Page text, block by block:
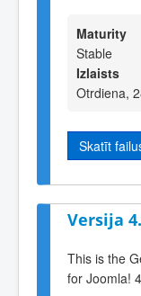
Maturity
Stable
Izlaists
Otrdiena,
Skatīt
Versija
This is the
for Joomla!